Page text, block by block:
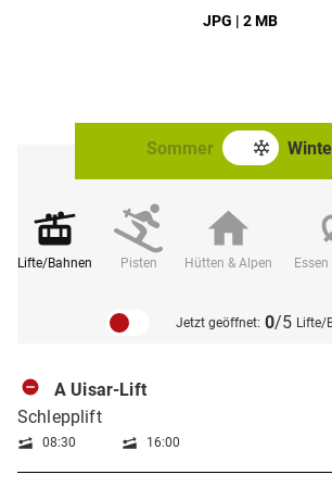
JPG | 2 MB
Sommer
Lifte/Bahnen Pisten Hütten & Alpen
Jetzt geöffnet: 0/5 Lifte/
A Uisar-Lift
Schlepplift
08:30 16:00